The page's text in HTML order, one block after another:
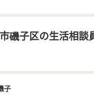
磯子区の生活相談
子